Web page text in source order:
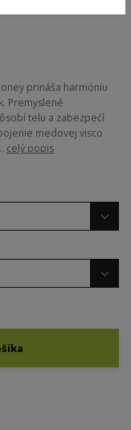
prináša harmóniu
Premyslené
telu a zabezpečí
medovej visco
celý popis